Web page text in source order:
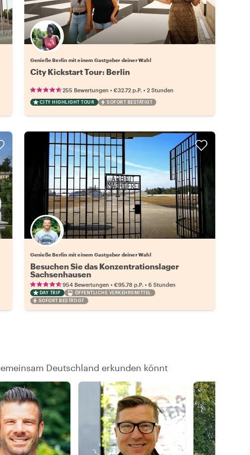
Wähle deinen Lieblingsgastgeber
Genieße Berlin mit einem Gastgeber deiner Wahl
City Kickstart Tour: Berlin
255 Bewertungen • €32.72 p.P.• 2 Stunden
CITY HIGHLIGHT TOUR SOFORT BESTÄTIGT
Wähle deinen Lieblingsgastgeber
Genieße Berlin mit einem Gastgeber deiner Wahl
Besuchen Sie das Konzentrationslager
Sachsenhausen
954 Bewertungen • €95.78 p.P.• 6 Stunden
DAY TRIP
ÖFFENTLICHE VERKEHRSMITTEL
SOFORT BESTÄTIGT
Deutschland erkunden könnt